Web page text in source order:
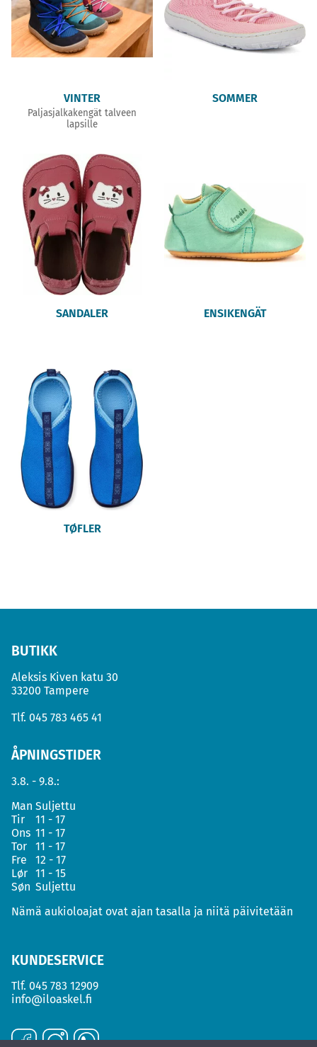
VINTER
Paljasjalkakengät talveen
lapsille
SOMMER
SANDALER ENSIKENGÄT
TØFLER
BUTIKK
Aleksis Kiven katu 30
33200 Tampere
Tlf. 045 783 465 41
ÅPNINGSTIDER
3.8. - 9.8.:
Man Suljettu
Tir
11 - 17
Ons 11 - 17
Tor
11 - 17
Fre
12 - 17
Lør 11 - 15
Søn Suljettu
Nämä aukioloajat ovat ajan tasalla ja niitä päivitetään
KUNDESERVICE
Tlf. 045 783 12909
info@iloaskel.fi